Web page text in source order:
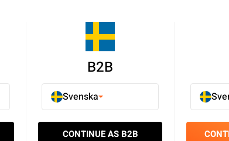
B2B
Svenska
CONTINUE AS B2B